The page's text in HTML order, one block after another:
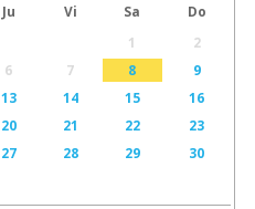
Ju Vi Sa
Do
1
2
6 7 8
9
13 14 15
16
20 21 22
23
27 28 29
30